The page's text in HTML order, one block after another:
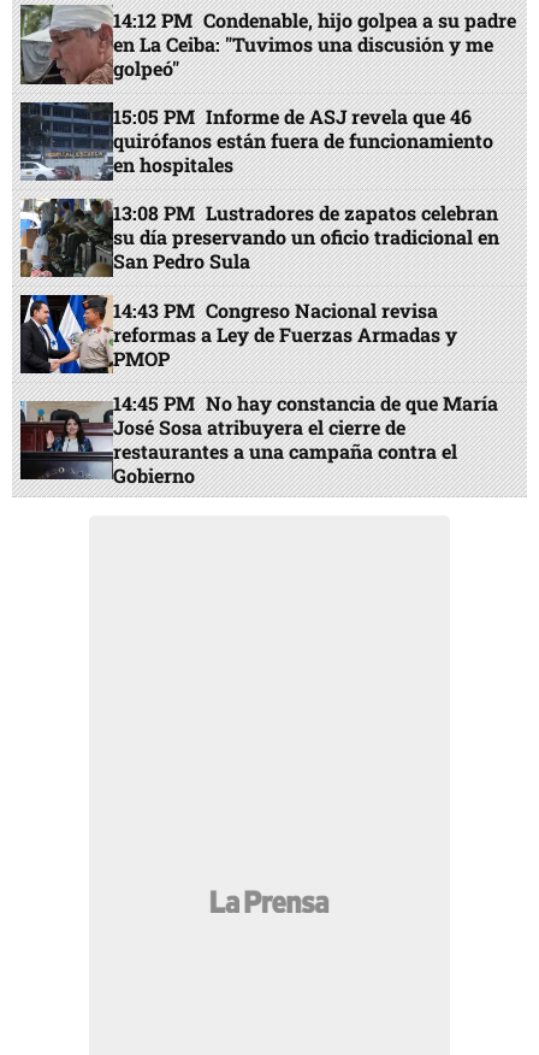
14:12 PM Condenable, hijo golpea a su padre
en La Ceiba: "Tuvimos una discusión y me
golpeó"
15:05 PM Informe de ASJ revela que 46
quirófanos están fuera de funcionamiento
en hospitales
13:08 PM Lustradores de zapatos celebran
su día preservando un oficio tradicional en
San Pedro Sula
14:43 PM Congreso Nacional revisa
reformas a Ley de Fuerzas Armadas y
PMOP
14:45 PM No hay constancia de que María
José Sosa atribuyera el cierre de
restaurantes a una campaña contra el
Gobierno